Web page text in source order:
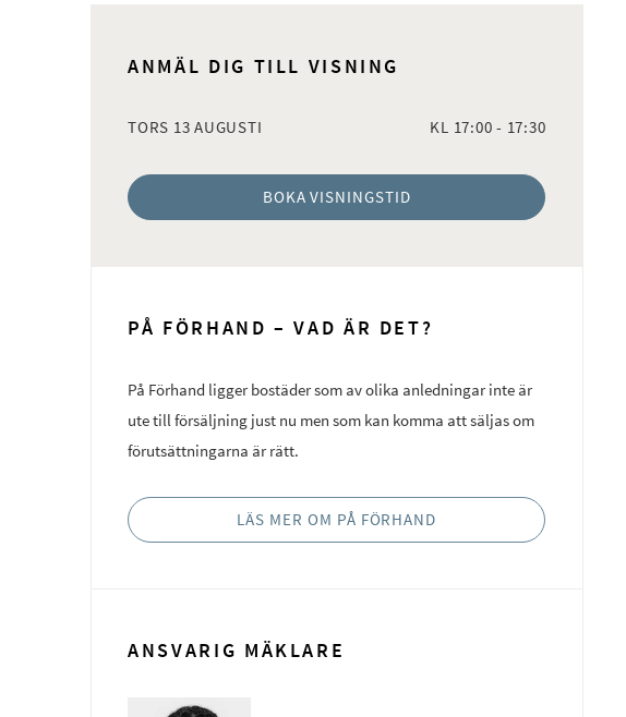
ANMÄL DIG TILL VISNING
TORS 13 AUGUSTI KL 17:00 - 17:30
BOKA VISNINGSTID
PÅ FÖRHAND – VAD ÄR DET?
På Förhand ligger bostäder som av olika anledningar inte är
ute till försäljning just nu men som kan komma att säljas om
förutsättningarna är rätt.
LÄS MER OM PÅ FÖRHAND
ANSVARIG MÄKLARE